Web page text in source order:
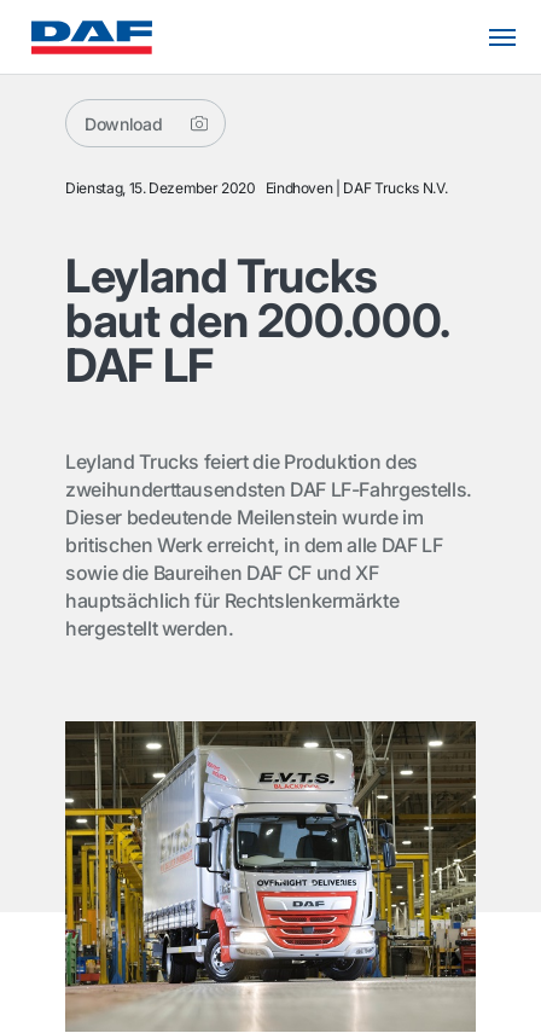
Download
Dienstag, 15. Dezember 2020 Eindhoven DAF Trucks N.V.
Leyland Trucks
baut den 200.000.
DAF LF
Leyland Trucks feiert die Produktion des
zweihunderttausendsten DAF LF-Fahrgestells.
Dieser bedeutende Meilenstein wurde im
britischen Werk erreicht, in dem alle DAF LF
sowie die Baureihen DAF CF und XF
hauptsächlich für Rechtslenkermärkte
hergestellt werden.